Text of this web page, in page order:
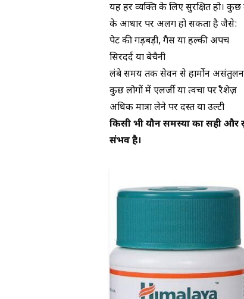
यह हर व्यक्ति के लिए सुरक्षित हो।
के आधार पर अलग हो सकता है जैसे:
पेट की गड़बड़ी, गैस या हल्की अपच
सिरदर्द या बेचैनी
लंबे समय तक सेवन से हार्मोन
कुछ लोगों में एलर्जी या त्वचा पर रैशेज़
अधिक मात्रा लेने पर दस्त या उल्टी
किसी भी यौन समस्या का सही और
संभव है।